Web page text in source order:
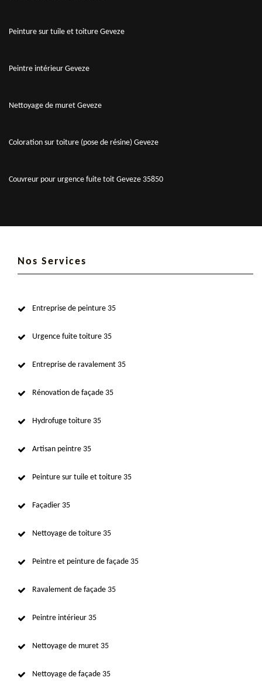
Peinture sur tuile et toiture Geveze
Peintre intérieur Geveze
Nettoyage de muret Geveze
Coloration sur toiture (pose de résine) Geveze
Couvreur pour urgence fuite toit Geveze 35850
Nos Services
Entreprise de peinture 35
Urgence fuite toiture 35
Entreprise de ravalement 35
Rénovation de façade 35
Hydrofuge toiture 35
Artisan peintre 35
Peinture sur tuile et toiture 35
Façadier 35
Nettoyage de toiture 35
Peintre et peinture de façade 35
Ravalement de façade 35
Peintre intérieur 35
Nettoyage de muret 35
Nettoyage de façade 35